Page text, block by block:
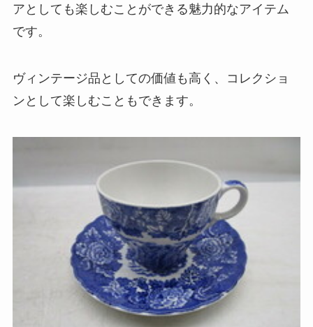
アとしても楽しむことができる魅力的なアイテム
です。
ヴィンテージ品としての価値も高く、コレクショ
ンとして楽しむこともできます。